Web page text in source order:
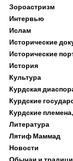
Зороастризм
Интервью
Ислам
Исторические
Исторические
История
Культура
Курдская
Курдские
Курдские
Литература
Лятиф Маммад
Новости
Обычаи и